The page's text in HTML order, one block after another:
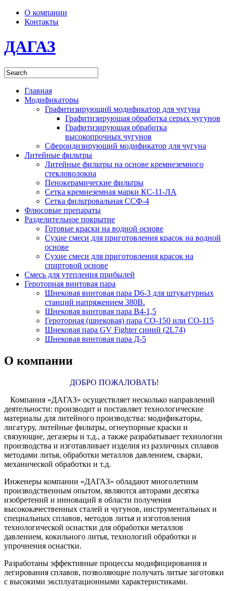
О компании
Контакты
ДАГАЗ
Главная
Модификаторы
Графитизирующий модификатор для чугуна
Графитизирующая обработка серых чугунов
Графитизирующая обработка
высокопрочных чугунов
Сфероидизирующий модификатор для чугуна
Литейные фильтры
Литейные фильтры на основе кремнеземного
стекловолокна
Пенокерамические фильтры
Сетка кремнеземная марки КС-11-ЛА
Сетка фильтровальная ССФ-4
Флюсовые препараты
Разделительное покрытие
Готовые краски на водной основе
Сухие смеси для приготовления красок на водной
основе
Сухие смеси для приготовления красок на
спиртовой основе
Смесь для утепления прибылей
Героторная винтовая пара
Шнековая винтовая пара D6-3 для штукатурных
станций напряжением 380В.
Шнековая винтовая пара В4-1,5
Героторная (шнековая) пара СО-150 или СО-115
Шнековая пара GV Fighter синий (2L74)
Шнековая винтовая пара Д-5
О компании
ДОБРО ПОЖАЛОВАТЬ!
Компания «ДАГАЗ» осуществляет несколько направлений
деятельности: производит и поставляет технологические
материалы для литейного производства: модификаторы,
лигатуру, литейные фильтры, огнеупорные краски и
связующие, дегазеры и т.д., а также разрабатывает технологии
производства и изготавливает изделия из различных сплавов
методами литья, обработки металлов давлением, сварки,
механической обработки и т.д.
Инженеры компании «ДАГАЗ» обладают многолетним
производственным опытом, являются авторами десятка
изобретений и инноваций в области получения
высококачественных сталей и чугунов, инструментальных и
специальных сплавов, методов литья и изготовления
технологической оснастки для обработки металлов
давлением, кокильного литья, технологий обработки и
упрочнения оснастки.
Разработаны эффективные процессы модифицирования и
легирования сплавов, позволяющие получать литые заготовки
с высокими эксплуатационными характеристиками.